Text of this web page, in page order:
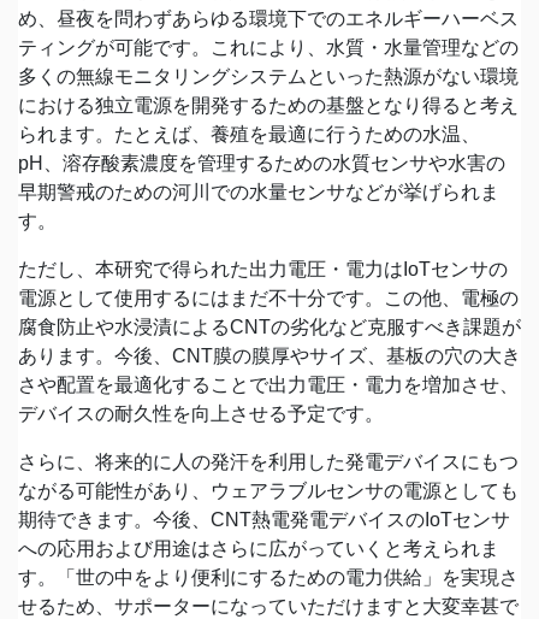
め、昼夜を問わずあらゆる環境下でのエネルギーハーベス
ティングが可能です。これにより、水質・水量管理などの
多くの無線モニタリングシステムといった熱源がない環境
における独立電源を開発するための基盤となり得ると考え
られます。たとえば、養殖を最適に行うための水温、
pH、溶存酸素濃度を管理するための水質センサや水害の
早期警戒のための河川での水量センサなどが挙げられま
す。
ただし、本研究で得られた出力電圧・電力はIoTセンサの
電源として使用するにはまだ不十分です。この他、電極の
腐食防止や水浸漬によるCNTの劣化など克服すべき課題が
あります。今後、CNT膜の膜厚やサイズ、基板の穴の大き
さや配置を最適化することで出力電圧・電力を増加させ、
デバイスの耐久性を向上させる予定です。
さらに、将来的に人の発汗を利用した発電デバイスにもつ
ながる可能性があり、ウェアラブルセンサの電源としても
期待できます。今後、CNT熱電発電デバイスのIoTセンサ
への応用および用途はさらに広がっていくと考えられま
す。「世の中をより便利にするための電力供給」を実現さ
せるため、サポーターになっていただけますと大変幸甚で